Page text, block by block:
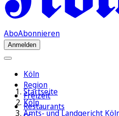
AboAbonnieren
Anmelden
Köln
Region
Freizeit
Restaurants
Startseite
Köln
Amts- und Landgericht